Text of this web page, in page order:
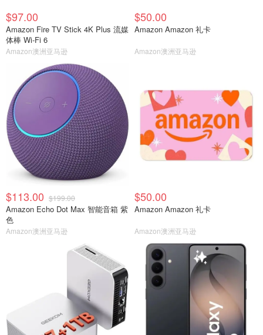
$97.00
Amazon Fire TV Stick 4K Plus 流媒
体棒 Wi-Fi 6
Amazon澳洲亚马逊
$50.00
Amazon Amazon 礼卡
Amazon澳洲亚马逊
$113.00 $199.00
Amazon Echo Dot Max 智能音箱 紫
色
Amazon澳洲亚马逊
$50.00
Amazon Amazon 礼卡
Amazon澳洲亚马逊